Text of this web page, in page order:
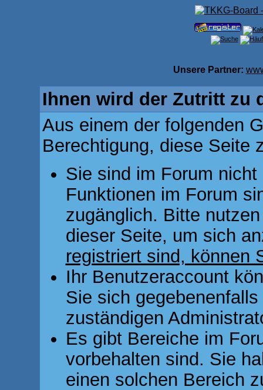
Unsere Partner:
Ihnen wird der Zutritt zu
Aus einem der folgenden
Berechtigung, diese Seite
Sie sind im Forum
Funktionen im Forum
zugänglich. Bitte
dieser Seite, um sich
registriert sind, können
Ihr Benutzeraccount
Sie sich
zuständigen
Es gibt Bereiche im
vorbehalten sind. Sie
einen solchen Bereich